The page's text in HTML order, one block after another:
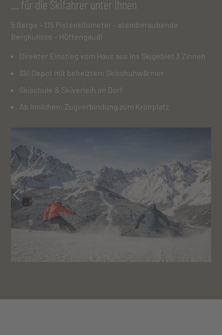
… für die Skifahrer unter Ihnen
5 Berge – 115 Pistenkilometer – atem­beraubende
Bergkulisse – Hüttengaudi
Direkter Einstieg vom Haus aus ins Skigebiet 3 Zinnen
Ski Depot mit beheiztem Skischuhwärmer
Skischule & Skiverleih im Dorf
Ab Innichen: Zugverbindung zum Kronplatz